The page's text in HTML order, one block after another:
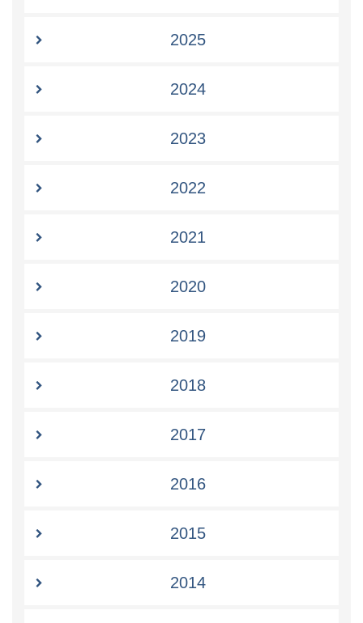
2025
2024
2023
2022
2021
2020
2019
2018
2017
2016
2015
2014